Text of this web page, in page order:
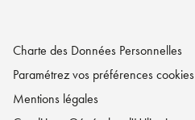
Charte des Données Personnelles
Paramétrez vos préférences cookies
Mentions légales